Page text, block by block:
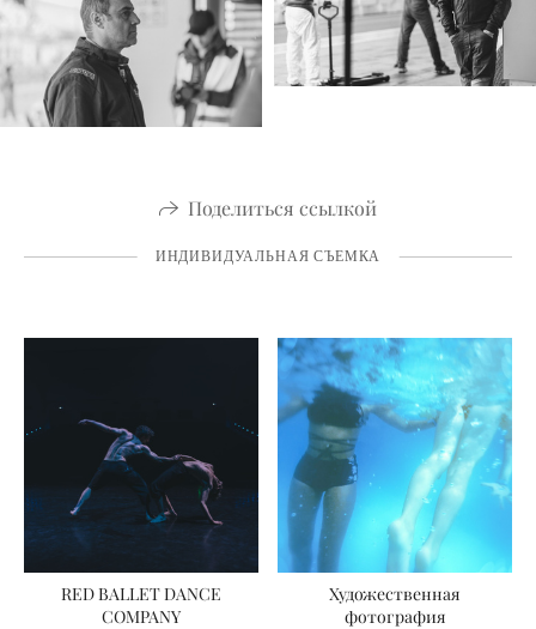
Поделиться ссылкой
ИНДИВИДУАЛЬНАЯ СЪЕМКА
RED BALLET DANCE
COMPANY
Художественная
фотография